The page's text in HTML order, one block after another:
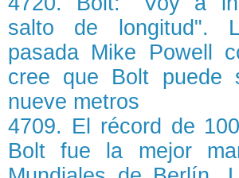
salto de longitud".
pasada Mike Powell
cree que Bolt puede
nueve metros
4709. El récord de
Bolt fue la mejor